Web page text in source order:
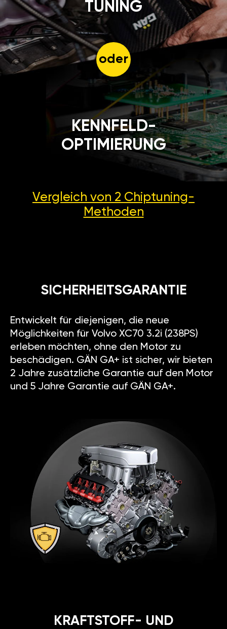
TUNING
oder
KENNFELD-
OPTIMIERUNG
Vergleich von 2 Chiptuning-
Methoden
SICHERHEITSGARANTIE
Entwickelt für diejenigen, die neue
Möglichkeiten für Volvo XC70 3.2i (238PS)
erleben möchten, ohne den Motor zu
beschädigen. GÄN GA+ ist sicher, wir bieten
2 Jahre zusätzliche Garantie auf den Motor
und 5 Jahre Garantie auf GÄN GA+.
KRAFTSTOFF- UND